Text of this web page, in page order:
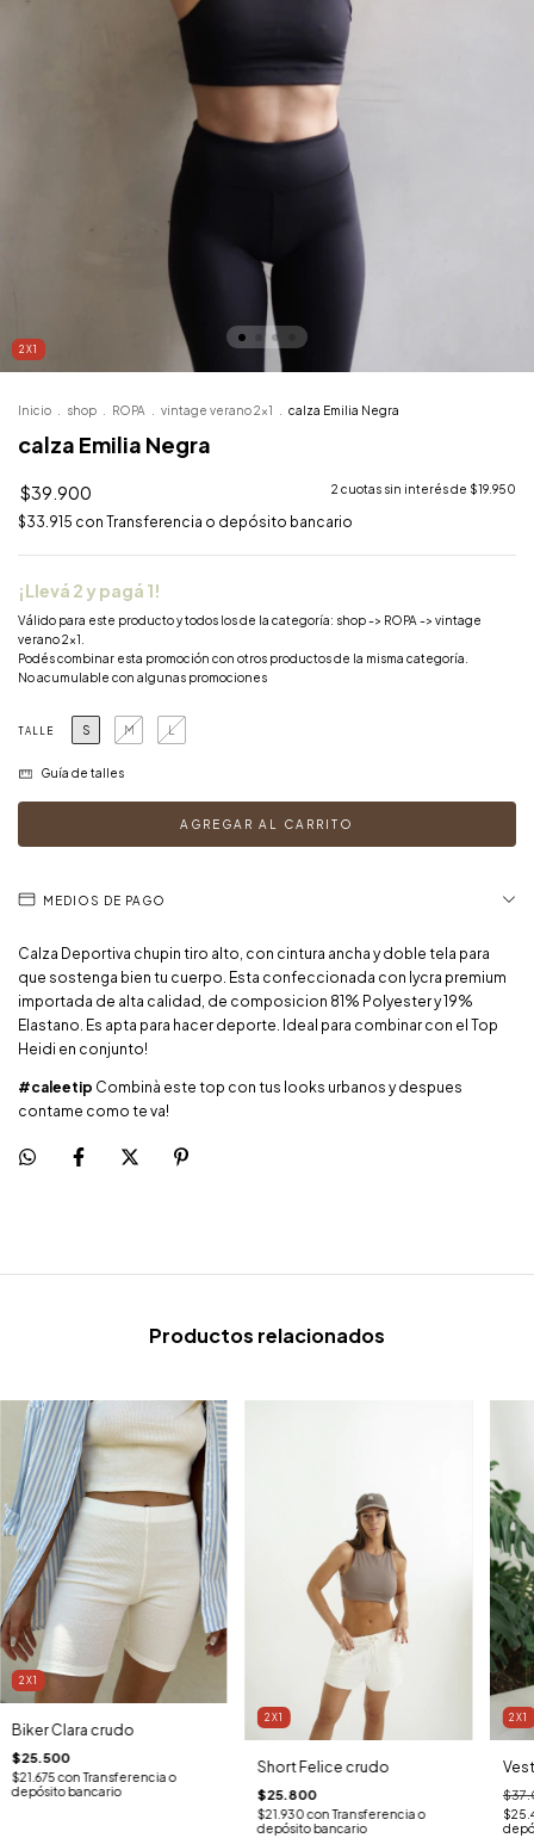
2X1
Inicio shop ROPA vintage verano 2x1 calza Emilia Negra
calza Emilia Negra
$39.900 2 cuotas sin interés de $19.950
$33.915 con Transferencia o depósito bancario
¡Llevá 2 y pagá 1!
Válido para este producto y todos los de la categoría: shop -> ROPA -> vintage
verano 2x1.
Podés combinar esta promoción con otros productos de la misma categoría.
No acumulable con algunas promociones
TALLE S M L
Guía de talles
MEDIOS DE PAGO
Calza Deportiva chupin tiro alto, con cintura ancha y doble tela para
que sostenga bien tu cuerpo. Esta confeccionada con lycra premium
importada de alta calidad, de composicion 81% Polyester y 19%
Elastano. Es apta para hacer deporte. Ideal para combinar con el Top
Heidi en conjunto!
#caleetip Combinà este top con tus looks urbanos y despues
contame como te va!
Productos relacionados
2X1
Biker Clara crudo
$25.500
$21.675con Transferencia o
depósito bancario
2X1
Short Felice crudo
$25.800
$21.930con Transferencia o
depósito bancario
2X1